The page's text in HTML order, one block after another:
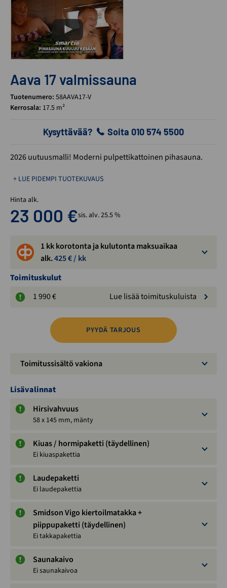
Aava 17 valmissauna
Tuotenumero: 58AAVA17-V
Kerrosala: 17.5 m²
Kysyttävää? Soita 010 574 5500
2026 uutuusmalli! Moderni pulpettikattoinen pihasauna.
+ LUE PIDEMPI TUOTEKUVAUS
Hinta alk.
23 000 €sis. alv. 25.5 %
1 kk korotonta ja kulutonta maksuaikaa
alk.425€ / kk
Toimituskulut
1 990 €
Lue lisää toimituskuluista
PYYDÄ TARJOUS
Toimitussisältö vakiona
Lisävalinnat
Hirsivahvuus
58 x 145 mm, mänty
Kiuas / hormipaketti (täydellinen)
Ei kiuaspakettia
Laudepaketti
Ei laudepakettia
Smidson Vigo kiertoilmatakka +
piippupaketti (täydellinen)
Ei takkapakettia
Saunakaivo
Ei saunakaivoa